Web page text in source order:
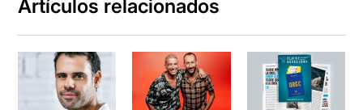
Artículos relacionados